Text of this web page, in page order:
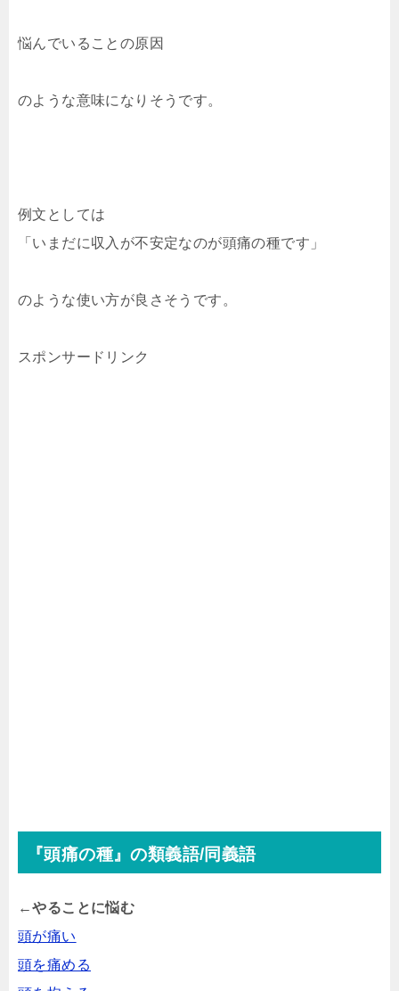
悩んでいることの原因
のような意味になりそうです。
例文としては
「いまだに収入が不安定なのが頭痛の種です」
のような使い方が良さそうです。
スポンサードリンク
『頭痛の種』の類義語/同義語
←やることに悩む
頭が痛い
頭を痛める